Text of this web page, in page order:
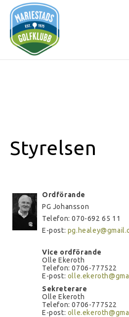
Styrelsen
Ordförande
PG Johansson
Telefon: 070-692 65 11
E-post:
Vice ordförande
Olle Ekeroth
Telefon: 0706-777522
E-post:
Sekreterare
Olle Ekeroth
Telefon: 0706-777522
E-post: